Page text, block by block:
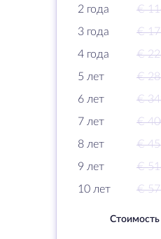
2 года
€
3 года
€
4 года
€
5 лет
€
6 лет
€
7 лет
€
8 лет
€
9 лет
€
10 лет
€
Стоимость